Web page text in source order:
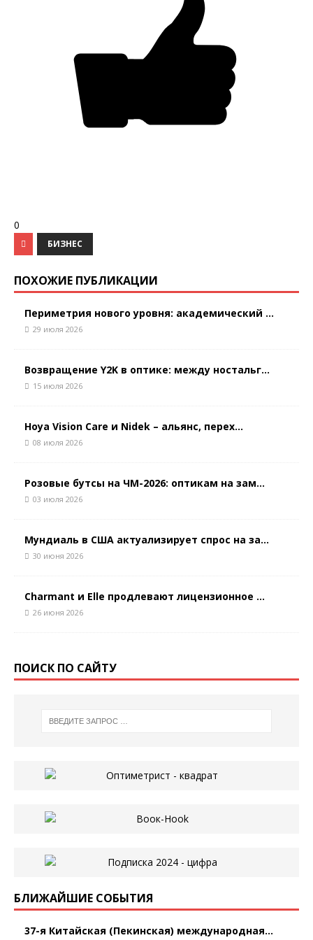
0
БИЗНЕС
ПОХОЖИЕ ПУБЛИКАЦИИ
Периметрия нового уровня: академический ...
29 июля 2026
Возвращение Y2K в оптике: между ностальг...
15 июля 2026
Hoya Vision Care и Nidek – альянс, перех...
08 июля 2026
Розовые бутсы на ЧМ-2026: оптикам на зам...
03 июля 2026
Мундиаль в США актуализирует спрос на за...
30 июня 2026
Charmant и Elle продлевают лицензионное ...
26 июня 2026
ПОИСК ПО САЙТУ
БЛИЖАЙШИЕ СОБЫТИЯ
37-я Китайская (Пекинская) международная...